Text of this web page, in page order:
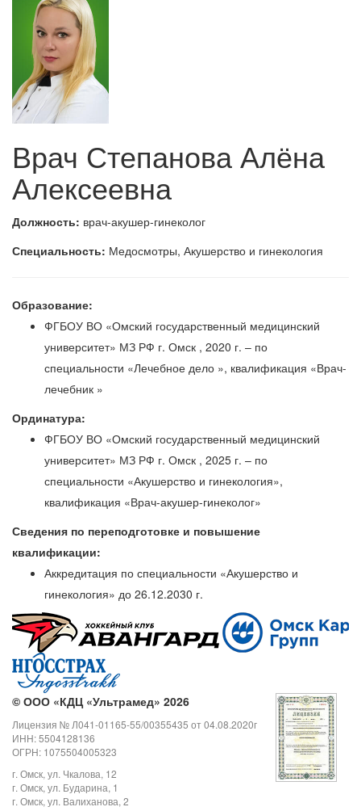
Врач Степанова Алёна
Алексеевна
Должность: врач-акушер-гинеколог
Специальность: Медосмотры, Акушерство и гинекология
Образование:
ФГБОУ ВО «Омский государственный медицинский
университет» МЗ РФ г. Омск , 2020 г. – по
специальности «Лечебное дело », квалификация «Врач-
лечебник »
Ординатура:
ФГБОУ ВО «Омский государственный медицинский
университет» МЗ РФ г. Омск , 2025 г. – по
специальности «Акушерство и гинекология»,
квалификация «Врач-акушер-гинеколог»
Сведения по переподготовке и повышение
квалификации:
Аккредитация по специальности «Акушерство и
гинекология» до 26.12.2030 г.
© ООО «КДЦ «Ультрамед» 2026
Лицензия № Л041-01165-55/00355435 от 04.08.2020г
ИНН: 5504128136
ОГРН: 1075504005323
г. Омск, ул. Чкалова, 12
г. Омск, ул. Бударина, 1
г. Омск, ул. Валиханова, 2